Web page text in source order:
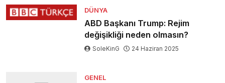
DÜNYA
ABD Başkanı Trump: Rejim
değişikliği neden olmasın?
SoleKinG 24 Haziran 2025
GENEL